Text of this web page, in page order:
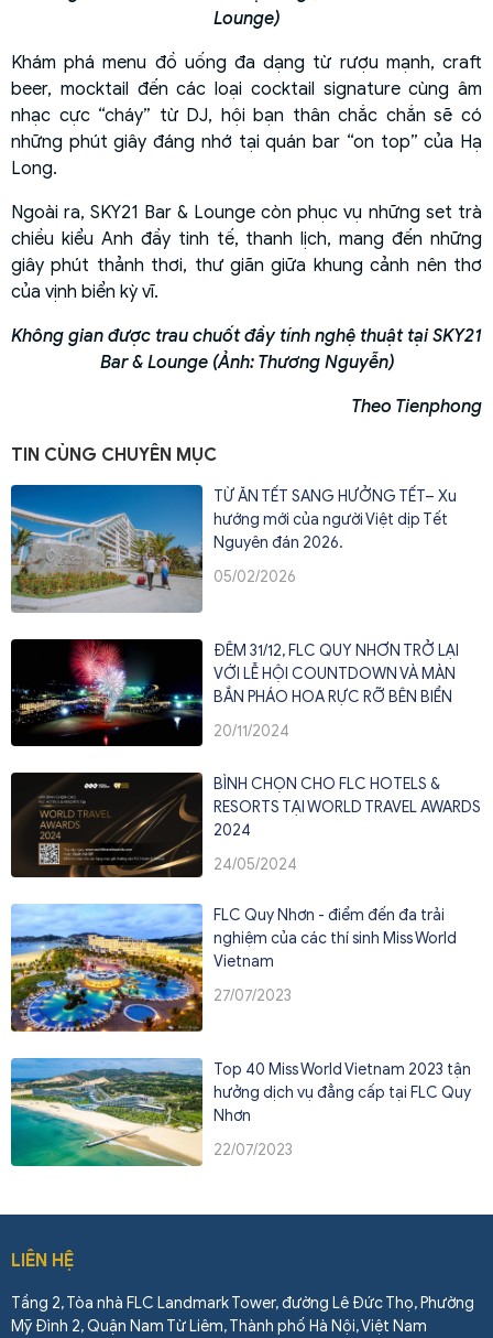
Lounge)
Khám phá menu đồ uống đa dạng từ rượu mạnh, craft
beer, mocktail đến các loại cocktail signature cùng âm
nhạc cực “cháy” từ DJ, hội bạn thân chắc chắn sẽ có
những phút giây đáng nhớ tại quán bar “on top” của Hạ
Long.
Ngoài ra, SKY21 Bar & Lounge còn phục vụ những set trà
chiều kiểu Anh đầy tinh tế, thanh lịch, mang đến những
giây phút thảnh thơi, thư giãn giữa khung cảnh nên thơ
của vịnh biển kỳ vĩ.
Không gian được trau chuốt đầy tính nghệ thuật tại SKY21
Bar & Lounge (Ảnh: Thương Nguyễn)
Theo Tienphong
TIN CÙNG CHUYÊN MỤC
TỪ ĂN TẾT SANG HƯỞNG TẾT– Xu
hướng mới của người Việt dịp Tết
Nguyên đán 2026.
05/02/2026
ĐÊM 31/12, FLC QUY NHƠN TRỞ LẠI
VỚI LỄ HỘI COUNTDOWN VÀ MÀN
BẮN PHÁO HOA RỰC RỠ BÊN BIỂN
20/11/2024
BÌNH CHỌN CHO FLC HOTELS &
RESORTS TẠI WORLD TRAVEL AWARDS
2024
24/05/2024
FLC Quy Nhơn - điểm đến đa trải
nghiệm của các thí sinh Miss World
Vietnam
27/07/2023
Top 40 Miss World Vietnam 2023 tận
hưởng dịch vụ đẳng cấp tại FLC Quy
Nhơn
22/07/2023
LIÊN HỆ
Tầng 2, Tòa nhà FLC Landmark Tower, đường Lê Đức Thọ, Phường
Mỹ Đình 2, Quận Nam Từ Liêm, Thành phố Hà Nội, Việt Nam